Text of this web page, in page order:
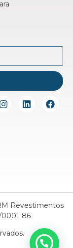
Revestimentos
0001-86